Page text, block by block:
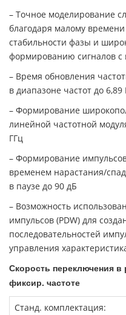
– Точное моделирование
благодаря малому
стабильности фазы и
формированию сигналов с
– Время обновления
в диапазоне частот до 6,89
– Формирование
линейной частотной
ГГц
– Формирование
временем нарастания/
в паузе до 90 дБ
– Возможность
импульсов (PDW) для
последовательностей
управления
Скорость переключения
фиксир. частоте
Станд. комплектация: